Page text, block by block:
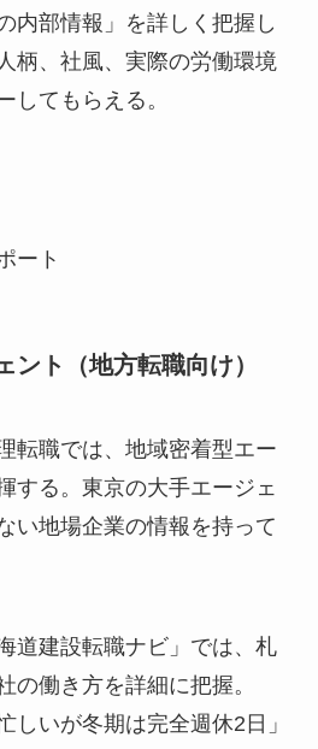
内部情報」を詳しく把握し
柄、社風、実際の労働環境
してもらえる。
ート
ント（地方転職向け）
転職では、地域密着型エー
する。東京の大手エージェ
い地場企業の情報を持って
道建設転職ナビ」では、札
の働き方を詳細に把握。
しいが冬期は完全週休2日」